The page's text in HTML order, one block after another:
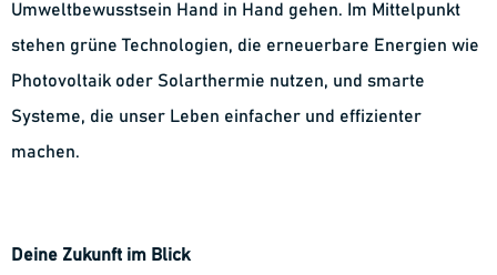
Umweltbewusstsein Hand in Hand gehen. Im Mittelpunkt
stehen grüne Technologien, die erneuerbare Energien wie
Photovoltaik oder Solarthermie nutzen, und smarte
Systeme, die unser Leben einfacher und effizienter
machen.
Deine Zukunft im Blick